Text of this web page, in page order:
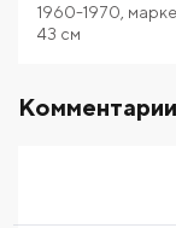
1960-1970
43 см